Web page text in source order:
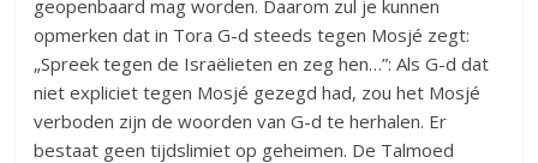
geopenbaard mag worden. Daarom zul je kunnen
opmerken dat in Tora G-d steeds tegen Mosjé zegt:
„Spreek tegen de Israëlieten en zeg hen…”: Als G-d dat
niet expliciet tegen Mosjé gezegd had, zou het Mosjé
verboden zijn de woorden van G-d te herhalen. Er
bestaat geen tijdslimiet op geheimen. De Talmoed